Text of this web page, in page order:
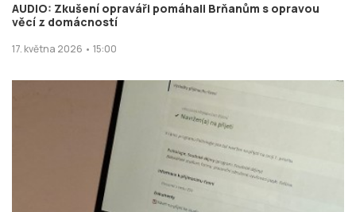
AUDIO: Zkušení opraváři pomáhali Brňanům s opravou
věcí z domácností
17. května 2026 • 15:00